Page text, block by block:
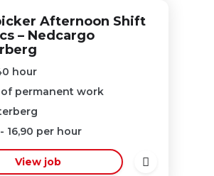
Afternoon Shift
– Nedcargo
hour
permanent work
- 16,90 per hour
View job